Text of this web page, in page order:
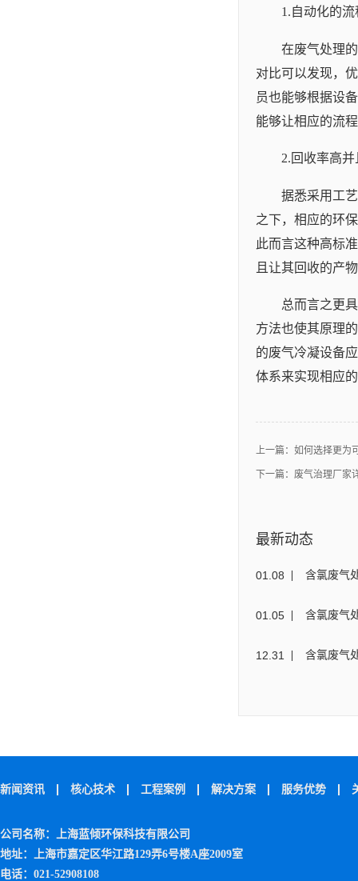
1.自动化的
在废气处理
对比可以发现，
员也能够根据设
能够让相应的流
2.回收率高
据悉采用工
之下，相应的环
此而言这种高标
且让其回收的产
总而言之更
方法也使其原理
的废气冷凝设备
体系来实现相应
上一篇： 如何选择更为
下一篇： 废气治理厂家
最新动态
01 08 含氯废气
01 05 含氯废气
12 31 含氯废气
新闻资讯 核心技术 工程案例 解决方案 服务优势
公司名称：上海蓝倾环保科技有限公司
地址：上海市嘉定区华江路129弄6号楼A座2009室
电话：021-52908108